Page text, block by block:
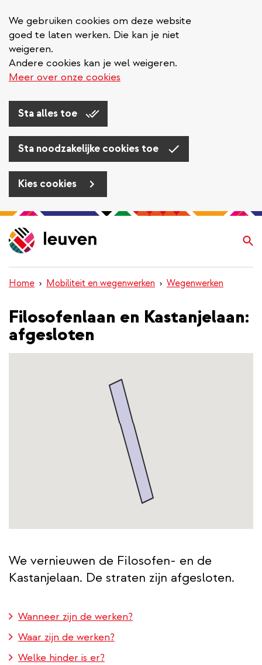
We gebruiken cookies om deze website
goed te laten werken. Die kan je niet
weigeren.
Andere cookies kan je wel weigeren.
Meer over onze cookies
Sta alles toe
Sta noodzakelijke cookies toe
Kies cookies
Overslaan
en
naar
inhoud
gaan
Home Mobiliteit en wegenwerken Wegenwerken
Filosofenlaan en Kastanjelaan:
afgesloten
We vernieuwen de Filosofen- en de
Kastanjelaan. De straten zijn afgesloten.
Wanneer zijn de werken?
Waar zijn de werken?
Welke hinder is er?